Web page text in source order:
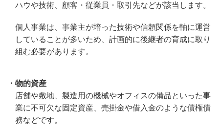
ハウや技術、顧客・従業員・取引先などが該当します。
個人事業は、事業主が培った技術や信頼関係を軸に運営
していることが多いため、計画的に後継者の育成に取り
組む必要があります。
・物的資産
店舗や敷地、製造用の機械やオフィスの備品といった事
業に不可欠な固定資産、売掛金や借入金のような債権債
務などです。